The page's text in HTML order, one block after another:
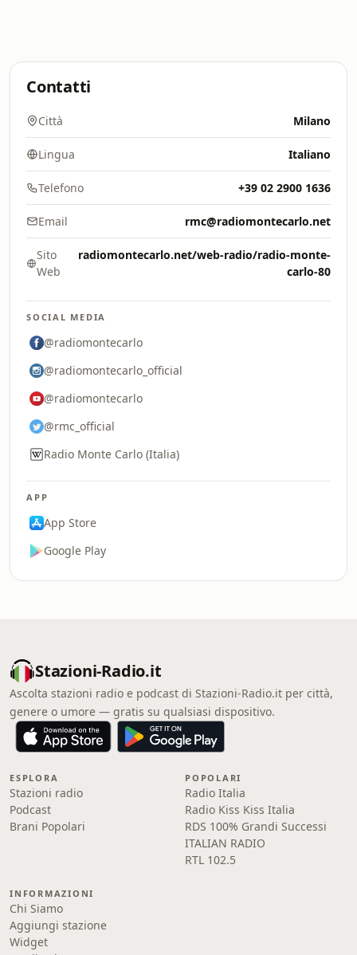
Contatti
Città Milano
Lingua Italiano
Telefono +39 02 2900 1636
Email rmc@radiomontecarlo.net
Sito
Web
radiomontecarlo.net/web-radio/radio-monte-
carlo-80
SOCIAL MEDIA
@radiomontecarlo
@radiomontecarlo_official
@radiomontecarlo
@rmc_official
Radio Monte Carlo (Italia)
APP
App Store
Google Play
Stazioni-Radio.it
Ascolta stazioni radio e podcast di Stazioni-Radio.it per città,
genere o umore — gratis su qualsiasi dispositivo.
ESPLORA
Stazioni radio
Podcast
Brani Popolari
POPOLARI
Radio Italia
Radio Kiss Kiss Italia
RDS 100% Grandi Successi
ITALIAN RADIO
RTL 102.5
INFORMAZIONI
Chi Siamo
Aggiungi stazione
Widget